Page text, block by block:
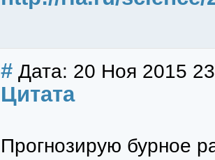
# Дата: 20 Ноя 2015
Цитата
Прогнозирую бурное